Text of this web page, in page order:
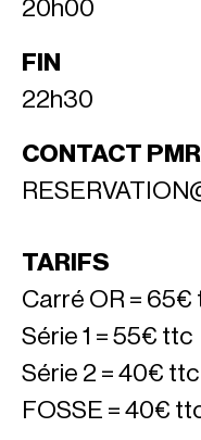
20h00
FIN
22h30
CONTACT PMR
TARIFS
Carré OR = 65€
Série 1 = 55€ ttc
Série 2 = 40€ ttc
FOSSE = 40€